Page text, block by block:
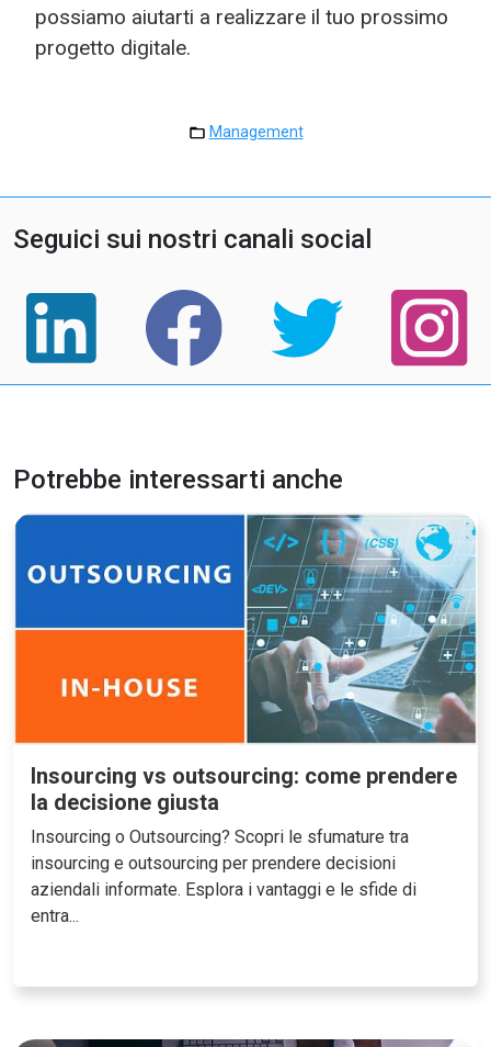
possiamo aiutarti a realizzare il tuo prossimo
progetto digitale.
Management
Seguici sui nostri canali social
Potrebbe interessarti anche
Insourcing vs outsourcing: come prendere
la decisione giusta
Insourcing o Outsourcing? Scopri le sfumature tra
insourcing e outsourcing per prendere decisioni
aziendali informate. Esplora i vantaggi e le sfide di
entra...